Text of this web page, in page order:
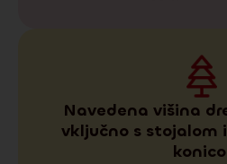
Navedena višina
vključno s stojalom